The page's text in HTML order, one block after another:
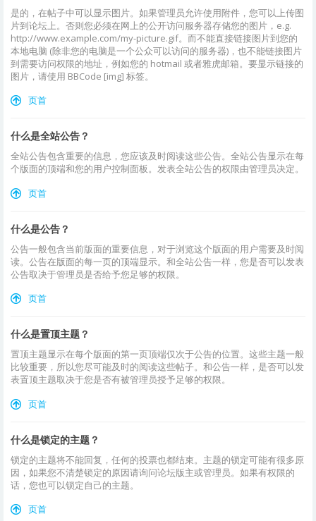
是的，在帖子中可以显示图片。如果管理员允许使用附件，您可以上传图
片到论坛上。否则您必须在网上的公开访问服务器存储您的图片，e.g.
http://www.example.com/my-picture.gif。而不能直接链接图片到您的
本地电脑 (除非您的电脑是一个公众可以访问的服务器)，也不能链接图片
到需要访问权限的地址，例如您的 hotmail 或者雅虎邮箱。要显示链接的
图片，请使用 BBCode [img] 标签。
页首
什么是全站公告？
全站公告包含重要的信息，您应该及时阅读这些公告。全站公告显示在每
个版面的顶端和您的用户控制面板。发表全站公告的权限由管理员决定。
页首
什么是公告？
公告一般包含当前版面的重要信息，对于浏览这个版面的用户需要及时阅
读。公告在版面的每一页的顶端显示。和全站公告一样，您是否可以发表
公告取决于管理员是否给予您足够的权限。
页首
什么是置顶主题？
置顶主题显示在每个版面的第一页顶端仅次于公告的位置。这些主题一般
比较重要，所以您尽可能及时的阅读这些帖子。和公告一样，是否可以发
表置顶主题取决于您是否有被管理员授予足够的权限。
页首
什么是锁定的主题？
锁定的主题将不能回复，任何的投票也都结束。主题的锁定可能有很多原
因，如果您不清楚锁定的原因请询问论坛版主或管理员。如果有权限的
话，您也可以锁定自己的主题。
页首